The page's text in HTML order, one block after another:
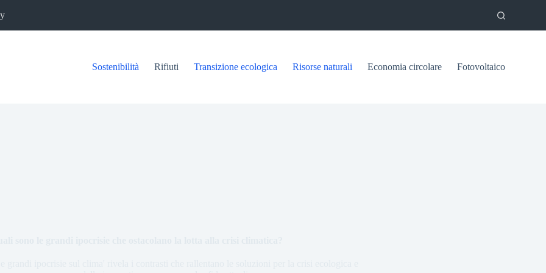
Sostenibilità Rifiuti Transizione ecologica Risorse naturali Economia circolare Fotovoltaico